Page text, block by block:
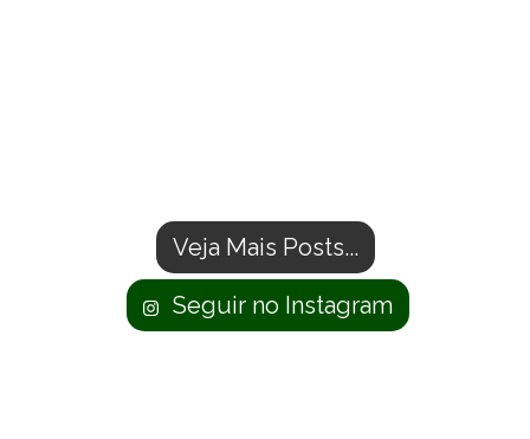
Veja Mais Posts...
Seguir no Instagram